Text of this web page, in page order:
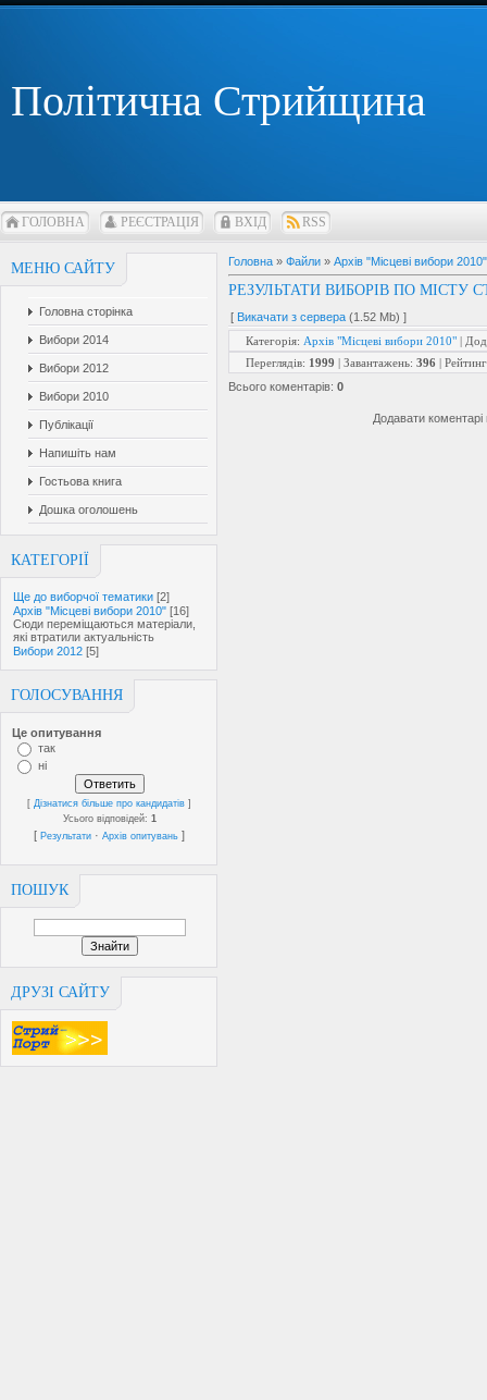
Політична Стрийщина
ГОЛОВНА РЕЄСТРАЦІЯ ВХІД RSS
МЕНЮ САЙТУ
Головна сторінка
Вибори 2014
Вибори 2012
Вибори 2010
Публікації
Напишіть нам
Гостьова книга
Дошка оголошень
КАТЕГОРІЇ
Ще до виборчої тематики [2]
Архів "Місцеві вибори 2010" [16]
Сюди переміщаються матеріали,
які втратили актуальність
Вибори 2012 [5]
ГОЛОСУВАННЯ
Це опитування
так
ні
[Дізнатися більше про кандидатів ]
Усього відповідей: 1
[Результати ·Архів опитувань ]
ПОШУК
ДРУЗІ САЙТУ
Головна » Файли » Архів "Місцеві вибори 2010"
РЕЗУЛЬТАТИ ВИБОРІВ ПО МІСТУ
[ Викачати з сервера (1.52 Mb) ]
Категорія: Архів "Місцеві вибори 2010" |
Переглядів: 1999 | Завантажень: 396 | Рейтинг
Всього коментарів: 0
Додавати